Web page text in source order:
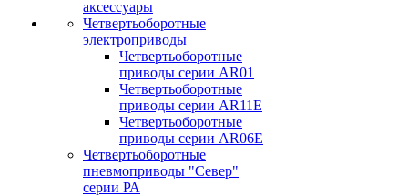
аксессуары
Четвертьоборотные
электроприводы
Четвертьоборотные
приводы серии AR01
Четвертьоборотные
приводы серии AR11E
Четвертьоборотные
приводы серии AR06E
Четвертьоборотные
пневмоприводы "Север"
серии РА